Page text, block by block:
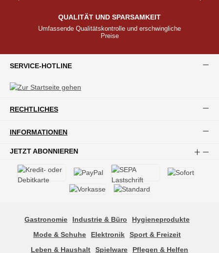
QUALITÄT UND SPARSAMKEIT
Umfassende Qualitätskontrolle und erschwingliche
Preise
SERVICE-HOTLINE
RECHTLICHES
INFORMATIONEN
JETZT ABONNIEREN
Gastronomie Industrie & Büro
Hygieneprodukte
Mode & Schuhe
Elektronik
Sport & Freizeit
Leben & Haushalt
Spielware Pflegen & Helfen